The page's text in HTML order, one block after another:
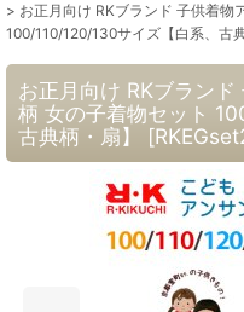
> お正月向け RKブランド 子供着物
100/110/120/130サイズ【白系、古典
お正月向け RKブラン
柄 女の子着物セット
古典柄・扇】
[